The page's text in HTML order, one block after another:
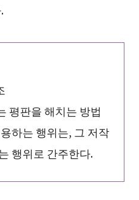
평판을 해치는 방법
하는 행위는, 그 저작
행위로 간주한다.